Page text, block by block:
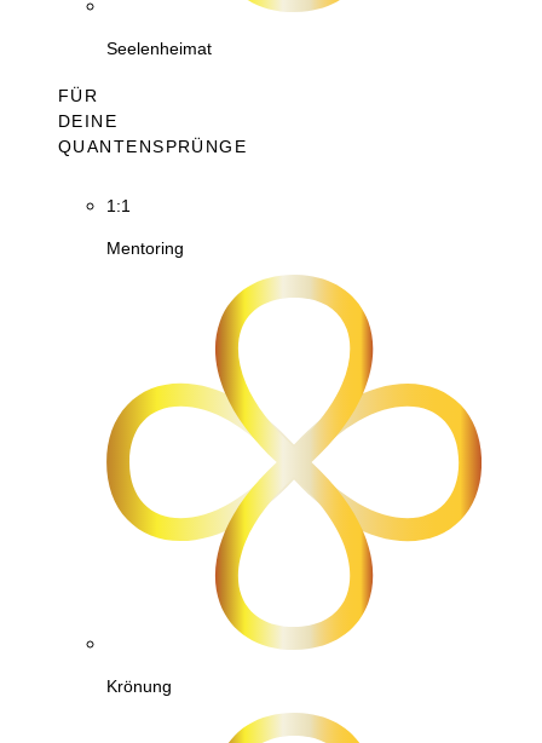
Seelenheimat
FÜR
DEINE
QUANTENSPRÜNGE
1:1
Mentoring
Krönung